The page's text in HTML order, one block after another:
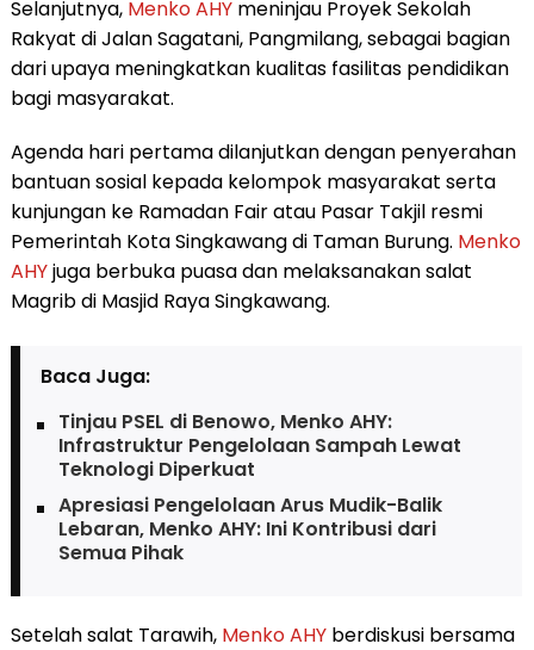
Selanjutnya, Menko AHYmeninjau Proyek Sekolah
Rakyat di Jalan Sagatani, Pangmilang, sebagai bagian
dari upaya meningkatkan kualitas fasilitas pendidikan
bagi masyarakat.
Agenda hari pertama dilanjutkan dengan penyerahan
bantuan sosial kepada kelompok masyarakat serta
kunjungan ke Ramadan Fair atau Pasar Takjil resmi
Pemerintah Kota Singkawang di Taman Burung. Menko
AHYjuga berbuka puasa dan melaksanakan salat
Magrib di Masjid Raya Singkawang.
Baca Juga:
Tinjau PSEL di Benowo, Menko AHY:
Infrastruktur Pengelolaan Sampah Lewat
Teknologi Diperkuat
Apresiasi Pengelolaan Arus Mudik-Balik
Lebaran, Menko AHY: Ini Kontribusi dari
Semua Pihak
Setelah salat Tarawih, Menko AHYberdiskusi bersama